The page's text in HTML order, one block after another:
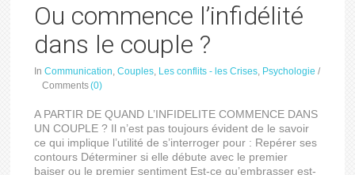
Ou commence l’infidélité
dans le couple ?
InCommunication,Couples, Les conflits - les Crises, Psychologie /
Comments(0)
A PARTIR DE QUAND L’INFIDELITE COMMENCE DANS
UN COUPLE ? Il n’est pas toujours évident de le savoir
ce qui implique l’utilité de s’interroger pour : Repérer ses
contours Déterminer si elle débute avec le premier
baiser ou le premier sentiment Est-ce qu’embrasser est-